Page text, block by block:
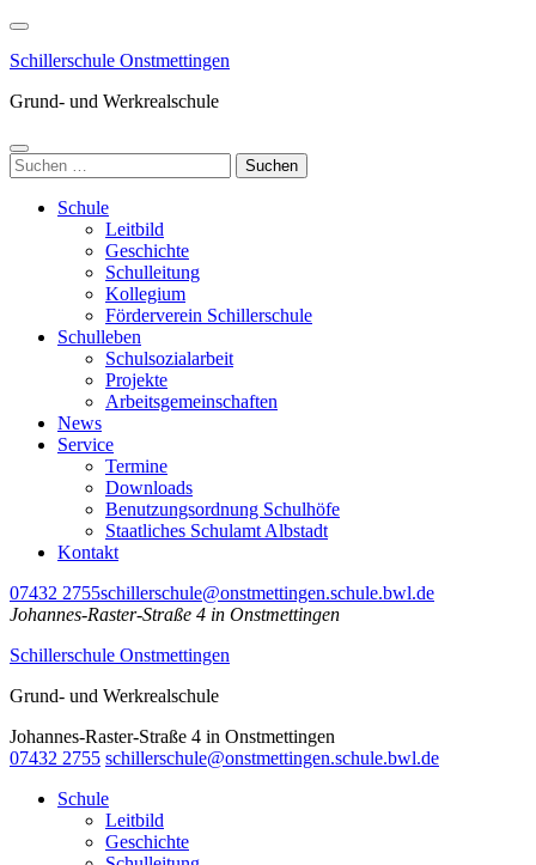
Zum
springen
drücken)
Schillerschule Onstmettingen
Grund- und Werkrealschule
Suchen
nach:
Schule
Leitbild
Geschichte
Schulleitung
Kollegium
Förderverein Schillerschule
Schulleben
Schulsozialarbeit
Projekte
Arbeitsgemeinschaften
News
Service
Termine
Downloads
Benutzungsordnung Schulhöfe
Staatliches Schulamt Albstadt
Kontakt
07432 2755schillerschule@onstmettingen.schule.bwl.de
Johannes-Raster-Straße 4 in Onstmettingen
Schillerschule Onstmettingen
Grund- und Werkrealschule
Johannes-Raster-Straße 4 in Onstmettingen
07432 2755 schillerschule@onstmettingen.schule.bwl.de
Schule
Leitbild
Geschichte